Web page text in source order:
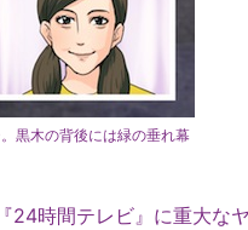
黒木の背後には緑の垂れ幕
24時間テレビ』に重大な